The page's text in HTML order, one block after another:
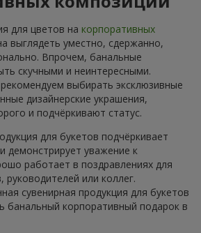
для цветов на корпоративных
выглядеть уместно, сдержанно,
Впрочем, банальные
скучными и неинтересными.
выбирать эксклюзивные
дизайнерские украшения,
и подчёркивают статус.
для букетов подчёркивает
демонстрирует уважение к
работает в поздравлениях для
руководителей или коллег.
сувенирная продукция для букетов
банальный корпоративный подарок в